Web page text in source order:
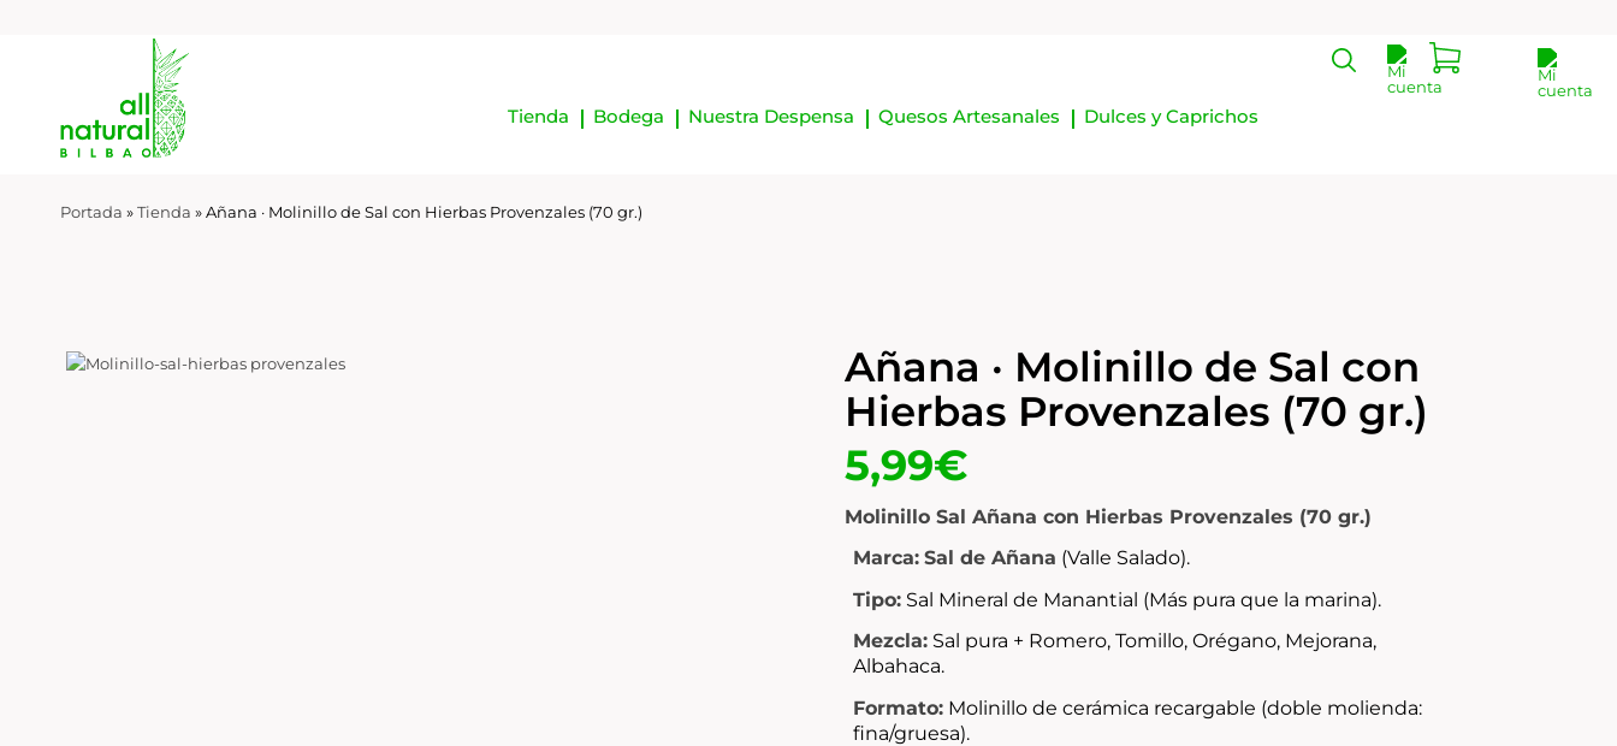
Tienda Bodega Nuestra Despensa Quesos Artesanales Dulces y Caprichos
Portada »Tienda »Añana · Molinillo de Sal con Hierbas Provenzales (70 gr.)
Añana · Molinillo de Sal con
Hierbas Provenzales (70 gr.)
5,99€
Molinillo Sal Añana con Hierbas Provenzales (70 gr.)
Marca: Sal de Añana (Valle Salado).
Tipo: Sal Mineral de Manantial (Más pura que la marina).
Mezcla: Sal pura + Romero, Tomillo, Orégano, Mejorana,
Albahaca.
Formato: Molinillo de cerámica recargable (doble molienda:
fina/gruesa).